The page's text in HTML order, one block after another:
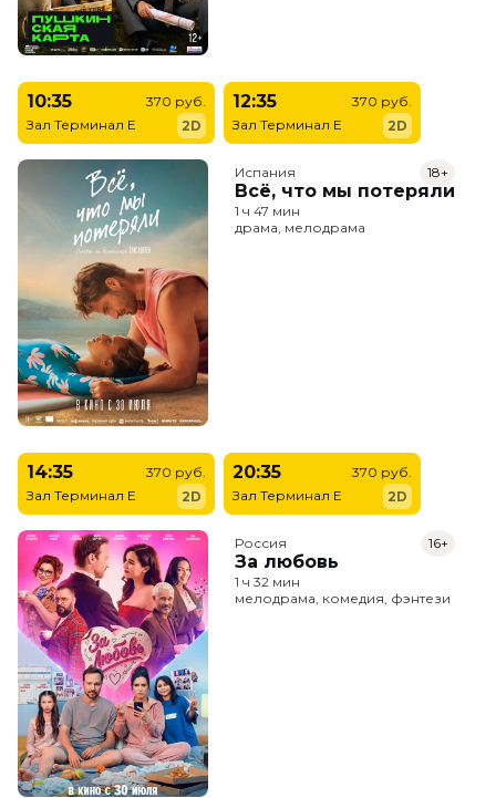
10:35
Зал Терминал E
370 руб.
2D
12:35
Зал Терминал E
370 руб.
2D
Испания
Всё, что мы потеряли
18+
1 ч 47 мин
драма, мелодрама
14:35
Зал Терминал E
370 руб.
2D
20:35
Зал Терминал E
370 руб.
2D
Россия
За любовь
16+
1 ч 32 мин
мелодрама, комедия, фэнтези